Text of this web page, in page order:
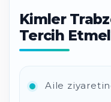
Kimler
Tercih
Aile